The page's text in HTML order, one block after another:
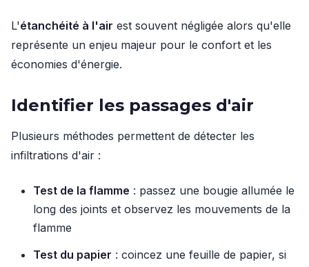
L'étanchéité à l'air est souvent négligée alors qu'elle
représente un enjeu majeur pour le confort et les
économies d'énergie.
Identifier les passages d'air
Plusieurs méthodes permettent de détecter les
infiltrations d'air :
Test de la flamme : passez une bougie allumée le
long des joints et observez les mouvements de la
flamme
Test du papier : coincez une feuille de papier, si